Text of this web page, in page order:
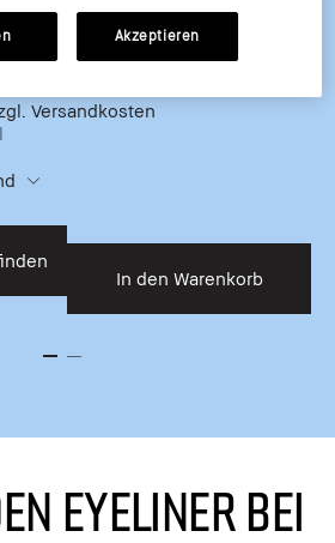
atmungsaktive, natürliche
Versandkosten
In den Warenkorb
Eyeliner bei
Akzeptieren